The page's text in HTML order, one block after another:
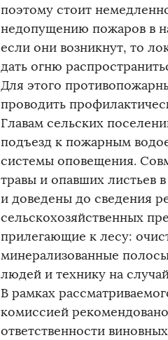
поэтому стоит
недопущению пожаров в
если они возникнут, то
дать огню
Для этого
проводить
Главам сельских
подъезд к пожарным
системы оповещения.
травы и опавших листьев
и доведены до сведения
сельскохозяйственных
прилегающие к лесу:
минерализованные
людей и технику на
В рамках
комиссией
ответственности